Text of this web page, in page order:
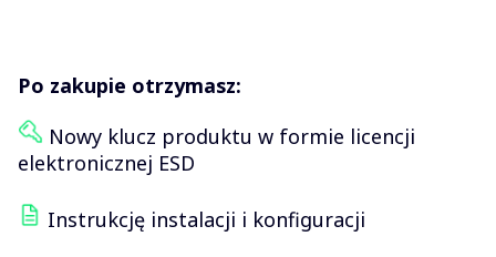
Po zakupie otrzymasz:
Nowy klucz produktu w formie licencji
elektronicznej ESD
Instrukcję instalacji i konfiguracji